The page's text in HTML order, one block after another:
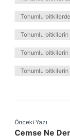
Tohumlu
Tohumlu
Tohumlu bitkilerin
Tohumlu bitkilerin
Önceki Yazı
Cemse Ne